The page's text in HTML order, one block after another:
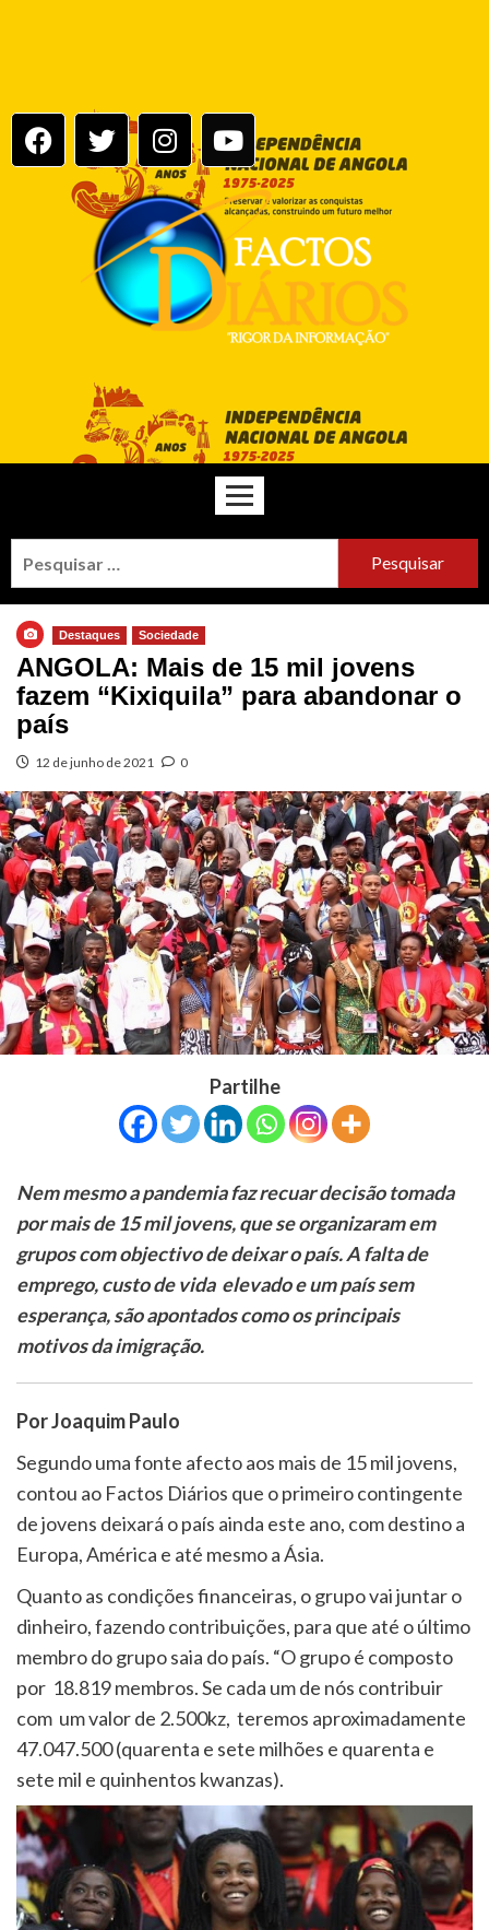
Destaques Sociedade
ANGOLA: Mais de 15 mil jovens
fazem “Kixiquila” para abandonar o
país
12 de junho de 2021 0
Partilhe
Nem mesmo a pandemia faz recuar decisão tomada
por mais de 15 mil jovens, que se organizaram em
grupos com objectivo de deixar o país. A falta de
emprego, custo de vida elevado e um país sem
esperança, são apontados como os principais
motivos da imigração.
Por Joaquim Paulo
Segundo uma fonte afecto aos mais de 15 mil jovens,
contou ao Factos Diários que o primeiro contingente
de jovens deixará o país ainda este ano, com destino a
Europa, América e até mesmo a Ásia.
Quanto as condições financeiras, o grupo vai juntar o
dinheiro, fazendo contribuições, para que até o último
membro do grupo saia do país. “O grupo é composto
por 18.819 membros. Se cada um de nós contribuir
com um valor de 2.500kz, teremos aproximadamente
47.047.500 (quarenta e sete milhões e quarenta e
sete mil e quinhentos kwanzas).